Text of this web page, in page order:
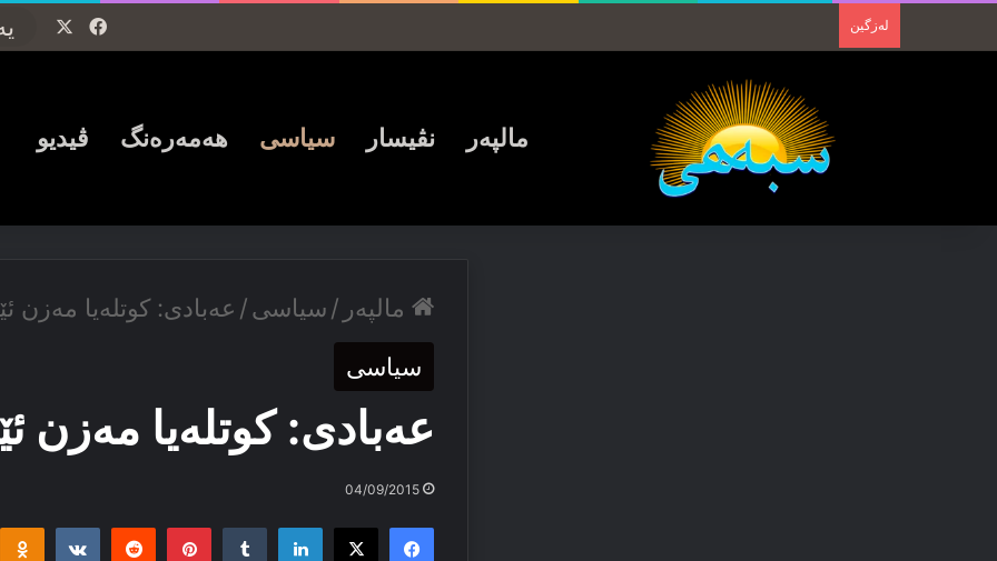
لەزگین Facebook
مالپەر نڤیسار سیاسی ھەمەرەنگ ڤیدیو
مالپەر /سیاسی/ عەبادی: کوتلەیا مەزن
سیاسی
عەبادی: کوتلەیا مەزن
04/09/2015
Facebook
X
LinkedIn
Tumblr
Pinterest
Reddit